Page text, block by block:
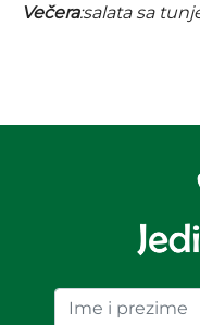
Večera:salata sa